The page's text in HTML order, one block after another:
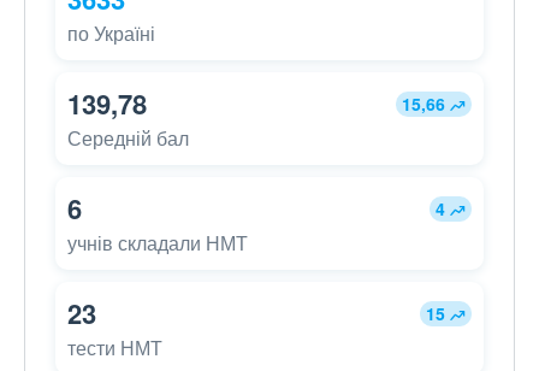
по Україні
139,78 15,66
Середній бал
6 4
учнів складали НМТ
23 15
тести НМТ